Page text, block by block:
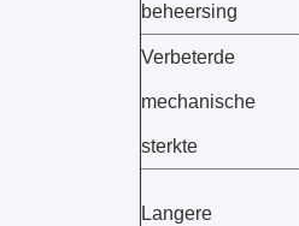
beheersing
Verbeterde
mechanische
sterkte
Langere